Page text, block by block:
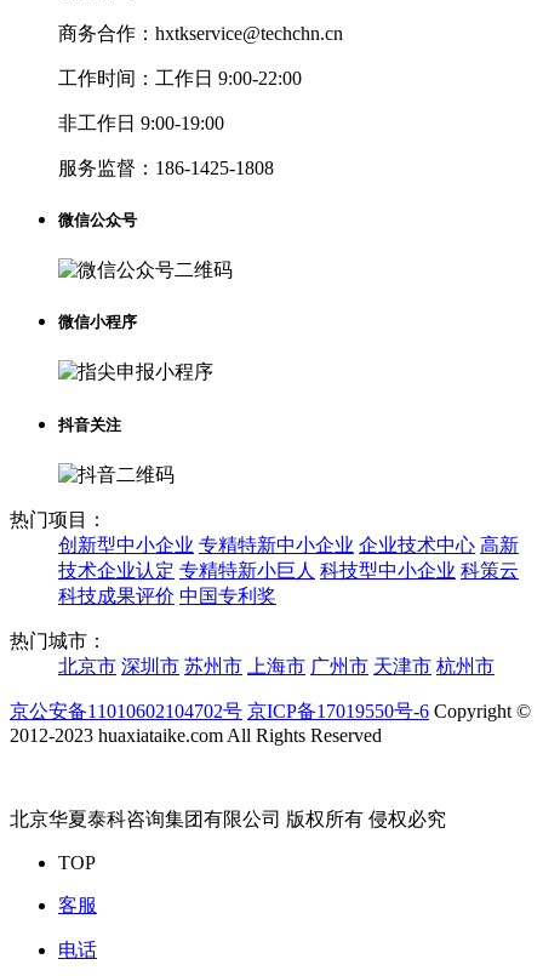
商务合作： hxtkservice@techchn.cn
工作时间： 工作日 9:00-22:00
非工作日 9:00-19:00
服务监督： 186-1425-1808
微信公众号
微信小程序
抖音关注
热门项目：
创新型中小企业 专精特新中小企业 企业技术中心 高新
技术企业认定 专精特新小巨人 科技型中小企业 科策云
科技成果评价 中国专利奖
热门城市：
北京市 深圳市 苏州市 上海市 广州市 天津市 杭州市
京公安备11010602104702号 京ICP备17019550号-6 Copyright ©
2012-2023 huaxiataike.com All Rights Reserved
北京华夏泰科咨询集团有限公司 版权所有 侵权必究
TOP
客服
电话